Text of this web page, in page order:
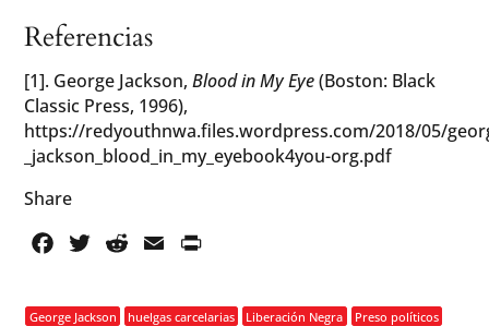
Referencias
[1]. George Jackson,Blood in My Eye(Boston: Black
Classic Press, 1996),
https://redyouthnwa.files.wordpress.com/2018/05/
_jackson_blood_in_my_eyebook4you-org.pdf
Share
FacebookTwitterRedditEmail
George Jackson huelgas carcelarias Liberación Negra Preso políticos